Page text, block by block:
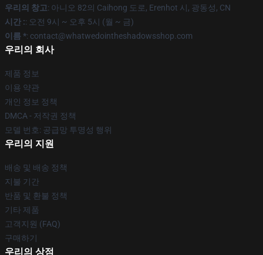
우리의 창고: 아니오 82의 Caihong 도로, Erenhot 시, 광동성, CN
시간 :: 오전 9시 ~ 오후 5시 (월 ~ 금)
이름 *: contact@whatwedointheshadowsshop.com
우리의 회사
제품 정보
이용 약관
개인 정보 정책
DMCA - 저작권 정책
모델 번호: 공급망 투명성 행위
우리의 지원
배송 및 배송 정책
지불 기간
반품 및 환불 정책
기타 제품
고객지원 (FAQ)
구매하기
우리의 상점